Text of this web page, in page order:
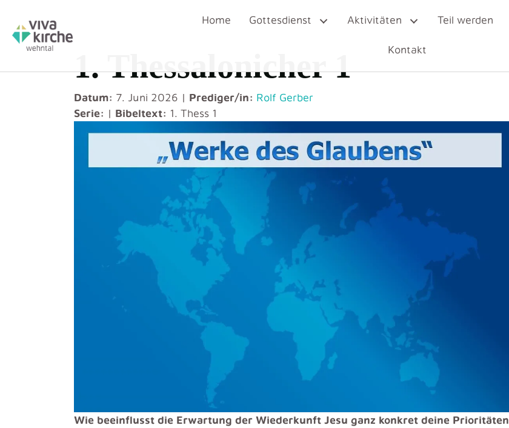
Home Gottesdienst Aktivitäten Teil werden
Kontakt
1. Thessalonicher 1
Datum: 7. Juni 2026 | Prediger/in: Rolf Gerber
Serie: | Bibeltext: 1. Thess 1
Wie beeinflusst die Erwartung der Wiederkunft Jesu ganz konkret deine Prioritäten